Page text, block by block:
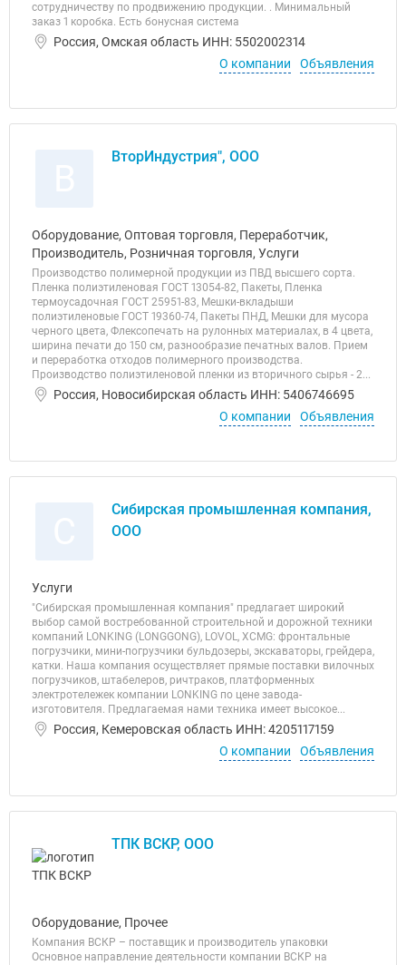
сотрудничеству по продвижению продукции. . Минимальный
заказ 1 коробка. Есть бонусная система
Россия, Омская область ИНН: 5502002314
О компании
Объявления
ВторИндустрия", ООО
Оборудование, Оптовая торговля, Переработчик,
Производитель, Розничная торговля, Услуги
Производство полимерной продукции из ПВД высшего сорта.
Пленка полиэтиленовая ГОСТ 13054-82, Пакеты, Пленка
термоусадочная ГОСТ 25951-83, Мешки-вкладыши
полиэтиленовые ГОСТ 19360-74, Пакеты ПНД, Мешки для мусора
черного цвета, Флексопечать на рулонных материалах, в 4 цвета,
ширина печати до 150 см, разнообразие печатных валов. Прием
и переработка отходов полимерного производства.
Производство полиэтиленовой пленки из вторичного сырья - 2...
Россия, Новосибирская область ИНН: 5406746695
О компании
Объявления
Сибирская промышленная компания,
ООО
Услуги
"Сибирская промышленная компания" предлагает широкий
выбор самой востребованной строительной и дорожной техники
компаний LONKING (LONGGONG), LOVOL, XCMG: фронтальные
погрузчики, мини-погрузчики бульдозеры, экскаваторы, грейдера,
катки. Наша компания осуществляет прямые поставки вилочных
погрузчиков, штабелеров, ричтраков, платформенных
электротележек компании LONKING по цене завода-
изготовителя. Предлагаемая нами техника имеет высокое...
Россия, Кемеровская область ИНН: 4205117159
О компании
Объявления
ТПК ВСКР, ООО
Оборудование, Прочее
Компания ВСКР – поставщик и производитель упаковки
Основное направление деятельности компании ВСКР на